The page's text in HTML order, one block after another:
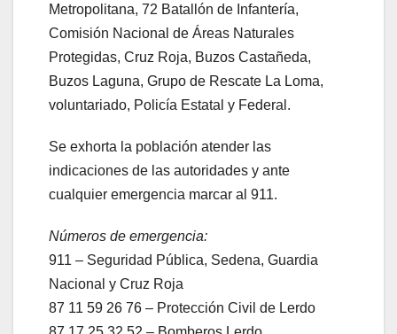
Metropolitana, 72 Batallón de Infantería,
Comisión Nacional de Áreas Naturales
Protegidas, Cruz Roja, Buzos Castañeda,
Buzos Laguna, Grupo de Rescate La Loma,
voluntariado, Policía Estatal y Federal.
Se exhorta la población atender las
indicaciones de las autoridades y ante
cualquier emergencia marcar al 911.
Números de emergencia:
911 – Seguridad Pública, Sedena, Guardia
Nacional y Cruz Roja
87 11 59 26 76 – Protección Civil de Lerdo